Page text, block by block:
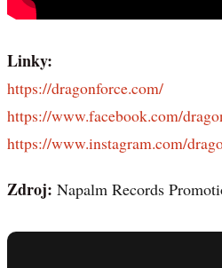
Linky:
https://dragonforce.com/
https://www.facebook.com/
https://www.instagram.com/
Zdroj: Napalm Records